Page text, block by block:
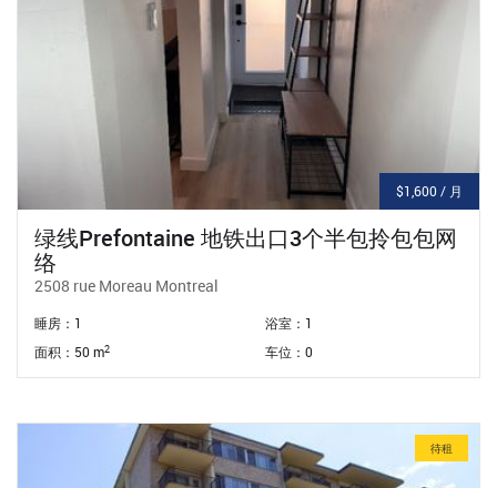
$1,600 / 月
绿线prefontaine 地铁出口3个半包拎包包网
络
2508 rue Moreau Montreal
睡房：1
浴室：1
面积：50 m2 车位：0
待租